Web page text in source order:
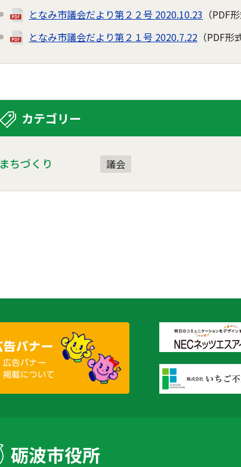
となみ市議会だより第２２号 2020.10.23 （PDF
となみ市議会だより第２１号 2020.7.22 （PDF形
カテゴリー
まちづくり 議会